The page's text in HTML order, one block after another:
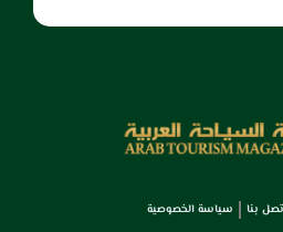
بنا سياسة الخصوصية